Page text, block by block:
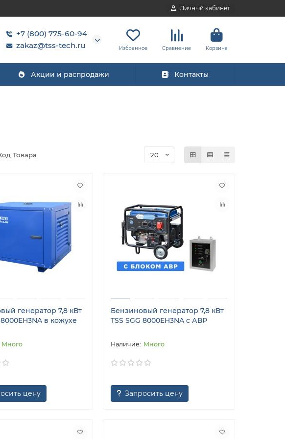
Личный кабинет
+7 (800) 775-60-94
zakaz@tss-tech.ru
Избранное Сравнение Корзина
Акции и распродажи Контакты
Товара
генератор 7,8 кВт
8000EH3NA в кожухе
Много
цену
Бензиновый генератор 7,8 кВт
TSS SGG 8000EH3NA с АВР
Много
Запросить цену